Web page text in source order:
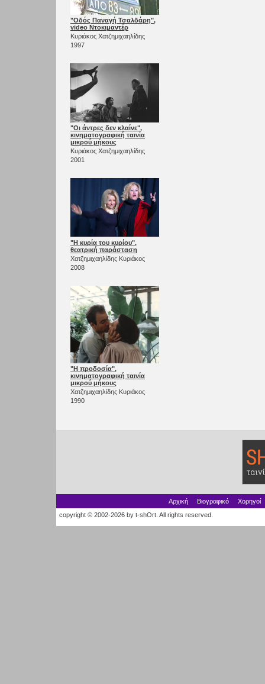
"Οδός Παναγή Τσαλδάρη",
video Ντοκιμαντέρ
Κυριάκος Χατζημιχαηλίδης
1997
"Οι άντρες δεν κλαίνε",
κινηματογραφική ταινία
μικρού μήκους
Κυριάκος Χατζημιχαηλίδης
2001
"Η κυρία του κυρίου",
θεατρική παράσταση
Χατζημιχαηλίδης Κυριάκος
2008
"Η προδοσία",
κινηματογραφική ταινία
μικρού μήκους
Χατζημιχαηλίδης Κυριάκος
1990
Αρχική Βιογραφικό
Χορηγοί
copyright © 2002-2026 by t-shOrt. All rights reserved.